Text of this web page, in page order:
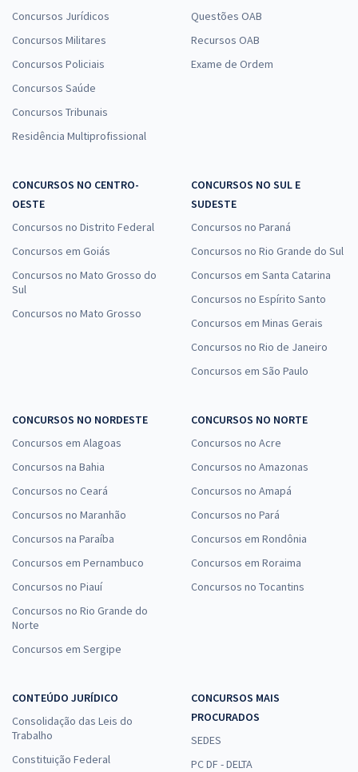
R$25,99
TSE + TREs (Concurso Unificado) - Conhecimentos Específicos para o
à vista
R$24,66
Economize R$ 73,98 (-20%)
Comprar
TSE + TREs (Concurso Unificado) - Conhecimentos Específicos para o
Cargo 20: Técnico Judiciário - Área Administrativa - Agente de Polícia
Judicial
Economize R$ 73,98 (-20%)
19 - Técnico Judiciário - Área Administrativa (Exercícios + Diferenciais
Exclusivos)
à vista
ou 12x de
TSE + TREs (Concurso Unificado) - Cargo 20: Técnico Judiciário - Área
Administrativa - Agente de Polícia Judicial (Com Orientações para o
Concursos Jurídicos
Concursos Militares
Concursos Policiais
Concursos Saúde
Concursos Tribunais
Residência Multiprofissional
Questões OAB
Recursos OAB
Exame de Ordem
CONCURSOS NO CENTRO-
OESTE
Concursos no Distrito Federal
Concursos em Goiás
Concursos no Mato Grosso do
Sul
Concursos no Mato Grosso
CONCURSOS NO SUL E
SUDESTE
Concursos no Paraná
Concursos no Rio Grande do Sul
Concursos em Santa Catarina
Concursos no Espírito Santo
Concursos em Minas Gerais
Concursos no Rio de Janeiro
Concursos em São Paulo
CONCURSOS NO NORDESTE
Concursos em Alagoas
Concursos na Bahia
Concursos no Ceará
Concursos no Maranhão
Concursos na Paraíba
Concursos em Pernambuco
Concursos no Piauí
Concursos no Rio Grande do
Norte
Concursos em Sergipe
CONCURSOS NO NORTE
Concursos no Acre
Concursos no Amazonas
Concursos no Amapá
Concursos no Pará
Concursos em Rondônia
Concursos em Roraima
Concursos no Tocantins
CONTEÚDO JURÍDICO
Consolidação das Leis do
Trabalho
Constituição Federal
CONCURSOS MAIS
PROCURADOS
SEDES
PC DF - DELTA